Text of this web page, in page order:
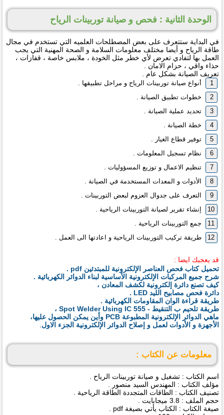
الوحدة الثانية : فحص و صيانة توربينات الرياح
في البداية ستتعرف على بعض المصطلحات العلميه التي تستخدم في مجال
طاقة الرياح و أيضا مختلف معلومات السلامة و الصحة المهنية التي يجب
العمل بها لتفادي تعرض لأي خطر مثل الخودة ، ملابس خاصة ، قفازات ،
حذاء واقي ، حزام الامان .
تعريف الصيانة بشكل عام .
أنواع صيانة توربينات الرياح و مراحل تطبيقها .
خطوات تطبيق الصيانة .
تحديد عملية الصيانة .
خطة الصيانة .
توفير قطاع الغيار .
نظام تسجيل المعلومات .
تنظيم الاعمال و توزيع المسؤوليات .
الأدوات و المعدات المستخدمة في الصيانة .
التعرف على جدوال العزوم لبعض التوربينات .
إنشاء تقرير لصيانة التوربينات الرياحية .
جمع التوربينات الرياحية .
طريقة تركيب التوربينات الرياحية و اعادتها الى العمل .
قد يعجبك ايضا :
تحميل كتاب فحص العناصر الإلكترونية للمبتدئين pdf .
شرح جميع المركبات الإلكترونية الأساسية لبناء الدوائر الكهربائية .
كيف تصنع دائرة إلكترونية لكشف المعادن ،
دائرة فحص مصابيح الليد LED .
طريقة قراءة الوان المقاومات الكهربائية .
طريقة تلحيم ب التنقيط - Spot Welder Using IC 555 ،
ماهي الدوائر الإلكترونية المطبوعة PCB وأين يمكن الحصول عليها،
الأجهزة و الأدوات لعمل و إصلاح الدوائر الإلكترونية الجزء الاول
معلومات عن الكتاب :
اسم الكتاب : تشغيل و صيانة توربينات الرياح .
مؤلف الكتاب : المهندس السيد منصور .
تصنيف الكتاب : الطاقات المتجددة الطاقة الرياحية .
حجم الملف : 3.8 ميجابايت .
صيغة الكتاب : الكتاب يأتي بصيغة pdf .